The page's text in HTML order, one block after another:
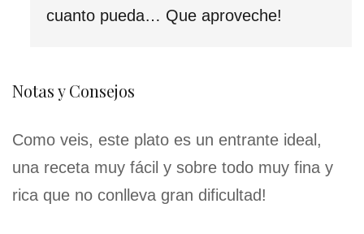
cuanto pueda… Que aproveche!
Notas y Consejos
Como veis, este plato es un entrante ideal,
una receta muy fácil y sobre todo muy fina y
rica que no conlleva gran dificultad!